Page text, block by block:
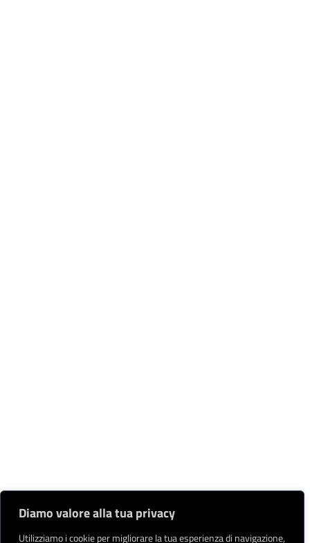
Diamo valore alla tua privacy
Utilizziamo i cookie per migliorare la tua esperienza di navigazione,